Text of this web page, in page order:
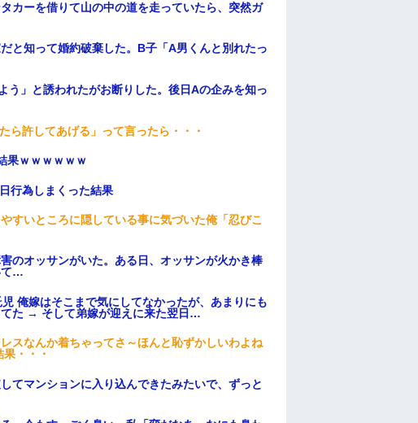
カーを借りて山の中の道を走っていたら、突然ガ
と知って婚約破棄した。B子「A男くんと別れたっ
う」と誘われたがお断りした。後日Aの企みを知っ
ら許してあげる」って言ったら・・・
果ｗｗｗｗｗｗ
行為しまくった結果
すいところに隠している事に気づいた俺「忍びこ
のオッサンがいた。ある日、オッサンが火かき棒
て…
俺嫁はそこまで気にしてなかったが、あまりにも
た → そして弟嫁が迎えに来た翌日…
スなんか着ちゃってさ～ほんと恥ずかしいわよね
・・・
てマンションに入り込んできたみたいで、ずっと